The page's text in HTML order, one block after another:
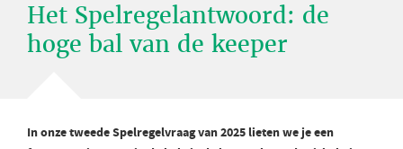
Het Spelregelantwoord: de
hoge bal van de keeper
In onze tweede Spelregelvraag van 2025 lieten we je een